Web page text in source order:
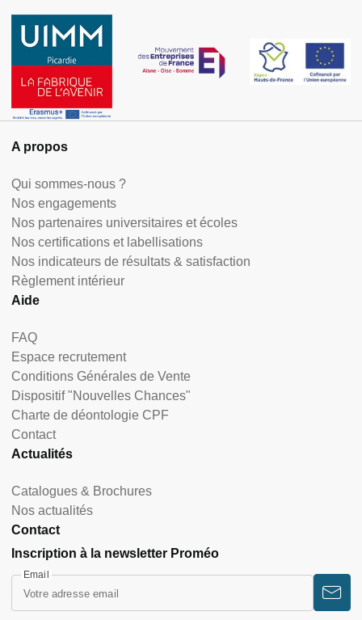
A propos
Qui sommes-nous ?
Nos engagements
Nos partenaires universitaires et écoles
Nos certifications et labellisations
Nos indicateurs de résultats & satisfaction
Règlement intérieur
Aide
FAQ
Espace recrutement
Conditions Générales de Vente
Dispositif "Nouvelles Chances"
Charte de déontologie CPF
Contact
Actualités
Catalogues & Brochures
Nos actualités
Contact
Inscription à la newsletter Proméo
Email